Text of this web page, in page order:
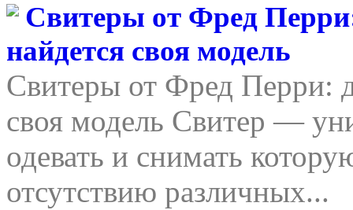
Свитеры от Фред
найдется своя модель
Свитеры от Фред Перри:
своя модель Свитер —
одевать и снимать
отсутствию различных...